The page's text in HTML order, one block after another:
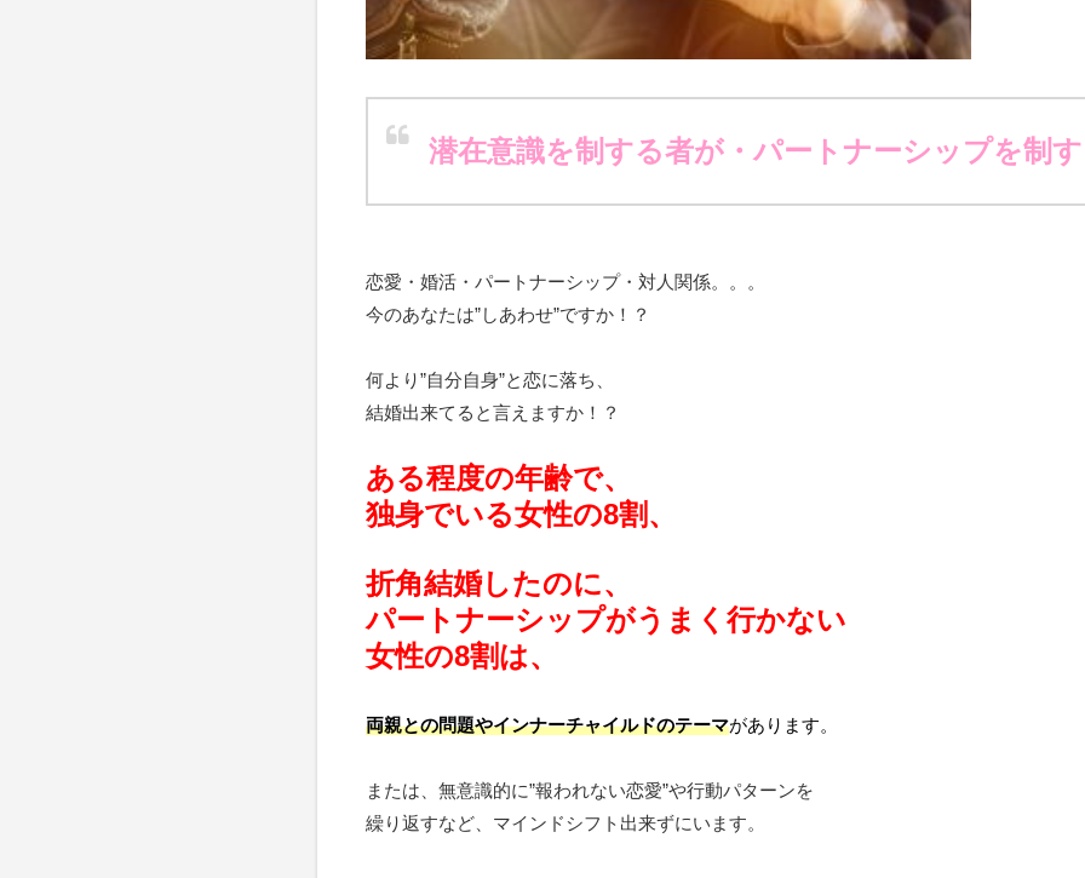
潜在意識を制する者が・パートナーシップを制す
恋愛・婚活・パートナーシップ・対人関係。。。
今のあなたは”しあわせ”ですか！？
何より”自分自身”と恋に落ち、
結婚出来てると言えますか！？
ある程度の年齢で、
独身でいる女性の8割、
折角結婚したのに、
パートナーシップがうまく行かない
女性の8割は、
両親との問題やインナーチャイルドのテーマがあります。
または、無意識的に”報われない恋愛”や行動パターンを
繰り返すなど、マインドシフト出来ずにいます。